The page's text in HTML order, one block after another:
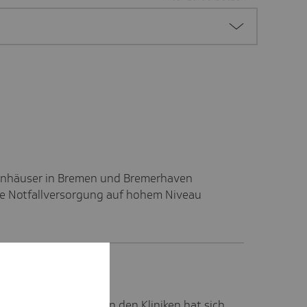
in Bremen und Bremerhaven
Notfallversorgung auf hohem Niveau